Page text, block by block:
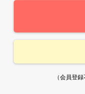
（会員登